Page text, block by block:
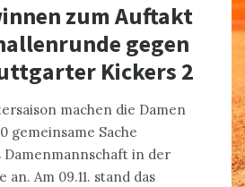
zum Auftakt
gegen
Kickers 2
machen die Damen
gemeinsame Sache
in der
Am 09.11. stand das